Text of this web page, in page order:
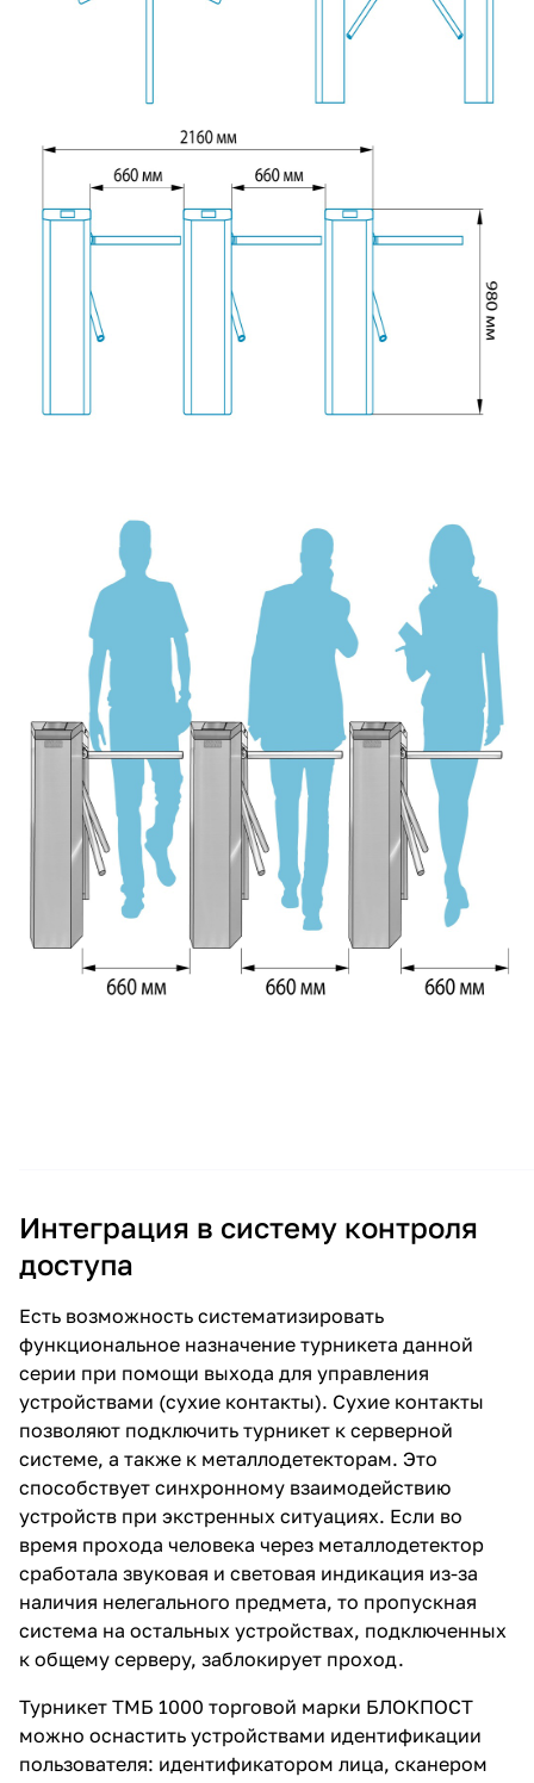
Интеграция в систему контроля
доступа
Есть возможность систематизировать
функциональное назначение турникета данной
серии при помощи выхода для управления
устройствами (сухие контакты). Сухие контакты
позволяют подключить турникет к серверной
системе, а также к металлодетекторам. Это
способствует синхронному взаимодействию
устройств при экстренных ситуациях. Если во
время прохода человека через металлодетектор
сработала звуковая и световая индикация из-за
наличия нелегального предмета, то пропускная
система на остальных устройствах, подключенных
к общему серверу, заблокирует проход.
Турникет ТМБ 1000 торговой марки БЛОКПОСТ
можно оснастить устройствами идентификации
пользователя: идентификатором лица, сканером